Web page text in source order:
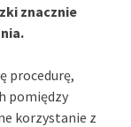
znacznie
procedurę,
pomiędzy
korzystanie z